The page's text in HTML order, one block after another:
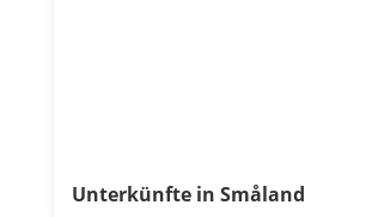
Unterkünfte in Småland